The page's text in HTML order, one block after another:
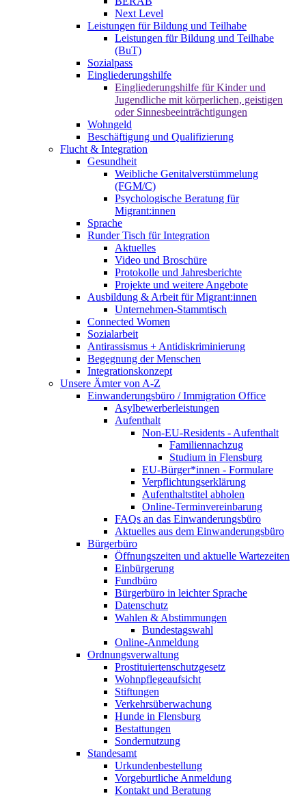
Next Level
Leistungen für Bildung und Teilhabe
Leistungen für Bildung und Teilhabe
(BuT)
Sozialpass
Eingliederungshilfe
Eingliederungshilfe für Kinder und
Jugendliche mit körperlichen, geistigen
oder Sinnesbeeinträchtigungen
Wohngeld
Beschäftigung und Qualifizierung
Flucht & Integration
Gesundheit
Weibliche Genitalverstümmelung
(FGM/C)
Psychologische Beratung für
Migrant:innen
Sprache
Runder Tisch für Integration
Aktuelles
Video und Broschüre
Protokolle und Jahresberichte
Projekte und weitere Angebote
Ausbildung & Arbeit für Migrant:innen
Unternehmen-Stammtisch
Connected Women
Sozialarbeit
Antirassismus + Antidiskriminierung
Begegnung der Menschen
Integrationskonzept
Unsere Ämter von A-Z
Einwanderungsbüro / Immigration Office
Asylbewerberleistungen
Aufenthalt
Non-EU-Residents - Aufenthalt
Familiennachzug
Studium in Flensburg
EU-Bürger*innen - Formulare
Verpflichtungserklärung
Aufenthaltstitel abholen
Online-Terminvereinbarung
FAQs an das Einwanderungsbüro
Aktuelles aus dem Einwanderungsbüro
Bürgerbüro
Öffnungszeiten und aktuelle Wartezeiten
Einbürgerung
Fundbüro
Bürgerbüro in leichter Sprache
Datenschutz
Wahlen & Abstimmungen
Bundestagswahl
Online-Anmeldung
Ordnungsverwaltung
Prostituiertenschutzgesetz
Wohnpflegeaufsicht
Stiftungen
Verkehrsüberwachung
Hunde in Flensburg
Bestattungen
Sondernutzung
Standesamt
Urkundenbestellung
Vorgeburtliche Anmeldung
Kontakt und Beratung